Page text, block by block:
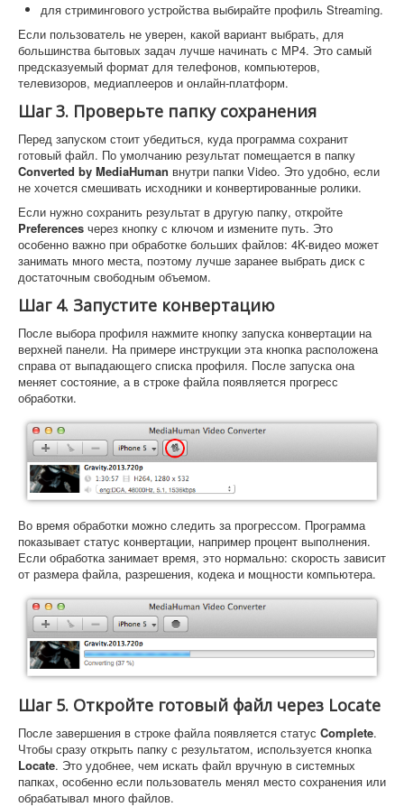
для стримингового устройства выбирайте профиль Streaming.
Если пользователь не уверен, какой вариант выбрать, для
большинства бытовых задач лучше начинать с MP4. Это самый
предсказуемый формат для телефонов, компьютеров,
телевизоров, медиаплееров и онлайн-платформ.
Шаг 3. Проверьте папку сохранения
Перед запуском стоит убедиться, куда программа сохранит
готовый файл. По умолчанию результат помещается в папку
Converted by MediaHuman внутри папки Video. Это удобно, если
не хочется смешивать исходники и конвертированные ролики.
Если нужно сохранить результат в другую папку, откройте
Preferences через кнопку с ключом и измените путь. Это
особенно важно при обработке больших файлов: 4K-видео может
занимать много места, поэтому лучше заранее выбрать диск с
достаточным свободным объемом.
Шаг 4. Запустите конвертацию
После выбора профиля нажмите кнопку запуска конвертации на
верхней панели. На примере инструкции эта кнопка расположена
справа от выпадающего списка профиля. После запуска она
меняет состояние, а в строке файла появляется прогресс
обработки.
Во время обработки можно следить за прогрессом. Программа
показывает статус конвертации, например процент выполнения.
Если обработка занимает время, это нормально: скорость зависит
от размера файла, разрешения, кодека и мощности компьютера.
Шаг 5. Откройте готовый файл через Locate
После завершения в строке файла появляется статус Complete.
Чтобы сразу открыть папку с результатом, используется кнопка
Locate. Это удобнее, чем искать файл вручную в системных
папках, особенно если пользователь менял место сохранения или
обрабатывал много файлов.